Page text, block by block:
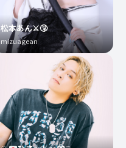
松本あん⚔️🤧
mizuagean